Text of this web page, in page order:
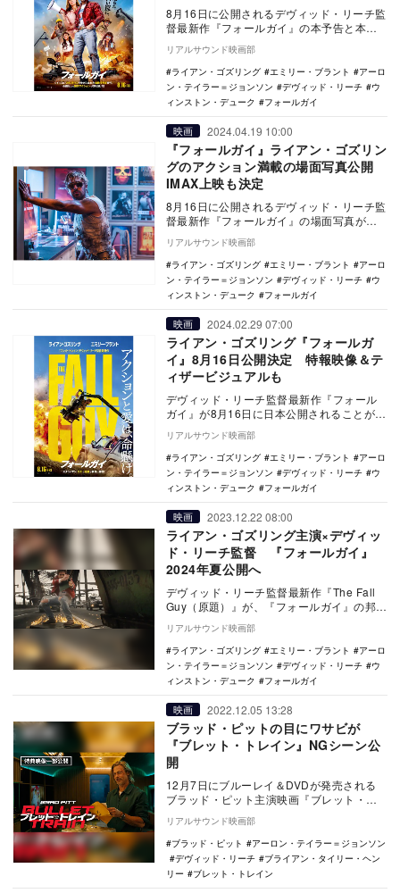
8月16日に公開されるデヴィッド・リーチ監
督最新作『フォールガイ』の本予告と本ポ
スタービジュアルが公開された。 本作
は、『ジ…
リアルサウンド映画部
ライアン・ゴズリング
エミリー・ブラント
アーロ
ン・テイラー＝ジョンソン
デヴィッド・リーチ
ウ
ィンストン・デューク
フォールガイ
映画 2024.04.19 10:00
『フォールガイ』ライアン・ゴズリン
グのアクション満載の場面写真公開
IMAX上映も決定
8月16日に公開されるデヴィッド・リーチ監
督最新作『フォールガイ』の場面写真が公
開された。 本作は、『ジョン・ウィッ
ク』シリ…
リアルサウンド映画部
ライアン・ゴズリング
エミリー・ブラント
アーロ
ン・テイラー＝ジョンソン
デヴィッド・リーチ
ウ
ィンストン・デューク
フォールガイ
映画 2024.02.29 07:00
ライアン・ゴズリング『フォールガ
イ』8月16日公開決定 特報映像＆テ
ィザービジュアルも
デヴィッド・リーチ監督最新作『フォール
ガイ』が8月16日に日本公開されることが決
定し、あわせて特報映像とティザービジュ
アルが公開…
リアルサウンド映画部
ライアン・ゴズリング
エミリー・ブラント
アーロ
ン・テイラー＝ジョンソン
デヴィッド・リーチ
ウ
ィンストン・デューク
フォールガイ
映画 2023.12.22 08:00
ライアン・ゴズリング主演×デヴィッ
ド・リーチ監督 『フォールガイ』
2024年夏公開へ
デヴィッド・リーチ監督最新作『The Fall
Guy（原題）』が、『フォールガイ』の邦題
で2024年夏に日本公開されることが決…
リアルサウンド映画部
ライアン・ゴズリング
エミリー・ブラント
アーロ
ン・テイラー＝ジョンソン
デヴィッド・リーチ
ウ
ィンストン・デューク
フォールガイ
映画 2022.12.05 13:28
ブラッド・ピットの目にワサビが
『ブレット・トレイン』NGシーン公
開
12月7日にブルーレイ＆DVDが発売される
ブラッド・ピット主演映画『ブレット・ト
レイン』の特典映像の一部が公開された。
本作…
リアルサウンド映画部
ブラッド・ピット
アーロン・テイラー＝ジョンソン
デヴィッド・リーチ
ブライアン・タイリー・ヘン
リー
ブレット・トレイン